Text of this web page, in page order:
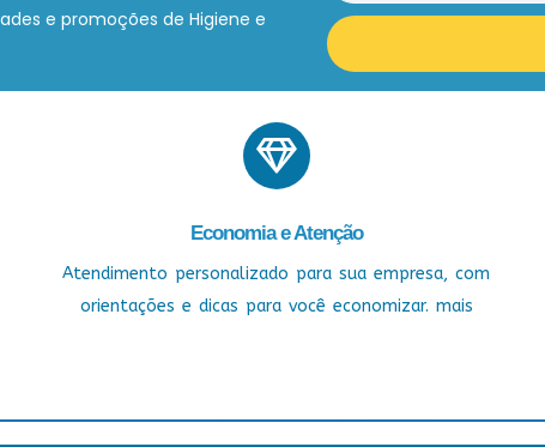
e promoções de Higiene e
Economia e Atenção
Atendimento personalizado para sua empresa, com
orientações e dicas para você economizar. mais